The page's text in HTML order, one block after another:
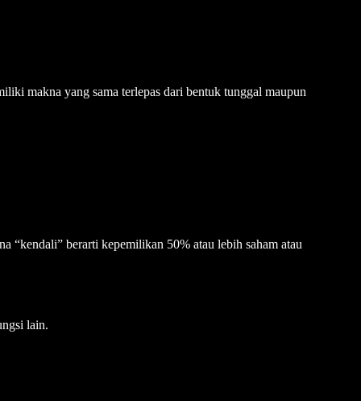
makna yang sama terlepas dari bentuk tunggal maupun
“kendali” berarti kepemilikan 50% atau lebih saham atau
lain.